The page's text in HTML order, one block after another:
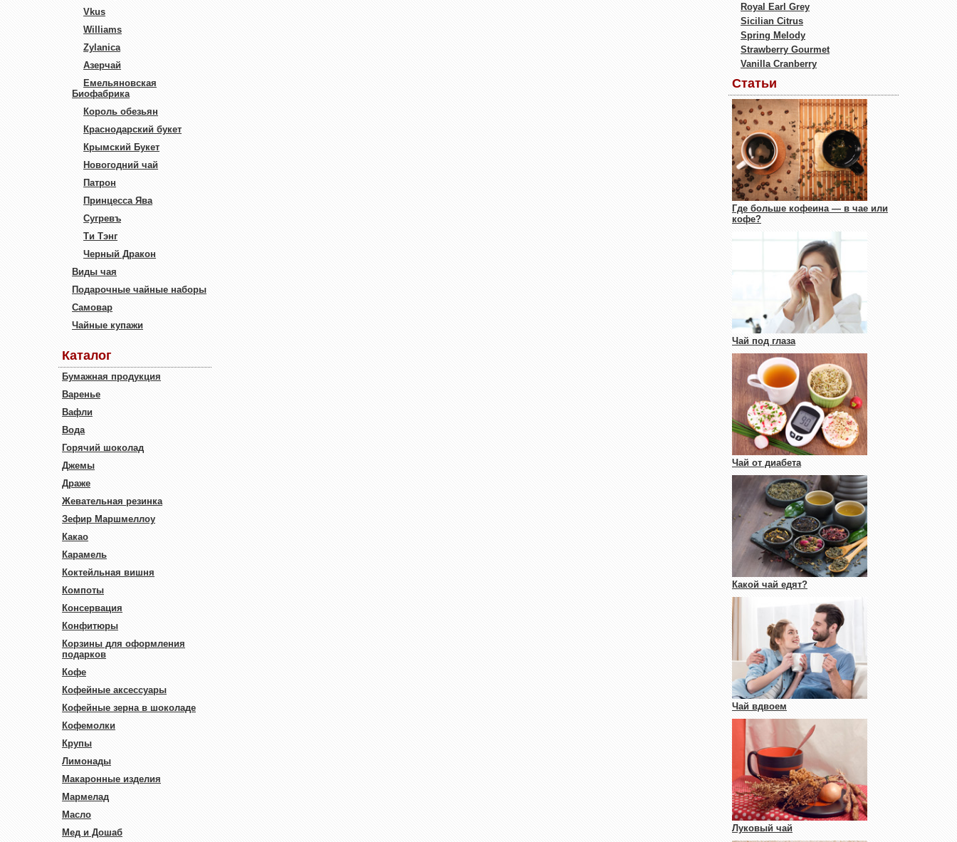
Vkus
Williams
Zylanica
Азерчай
Емельяновская
Биофабрика
Король обезьян
Краснодарский букет
Крымский Букет
Новогодний чай
Патрон
Принцесса Ява
Сугревъ
Ти Тэнг
Черный Дракон
Виды чая
Подарочные чайные наборы
Самовар
Чайные купажи
Каталог
Бумажная продукция
Варенье
Вафли
Вода
Горячий шоколад
Джемы
Драже
Жевательная резинка
Зефир Маршмеллоу
Какао
Карамель
Коктейльная вишня
Компоты
Консервация
Конфитюры
Корзины для оформления
подарков
Кофе
Кофейные аксессуары
Кофейные зерна в шоколаде
Кофемолки
Крупы
Лимонады
Макаронные изделия
Мармелад
Масло
Мед и Дошаб
Royal Earl Grey
Sicilian Citrus
Spring Melody
Strawberry Gourmet
Vanilla Cranberry
Статьи
Где больше кофеина — в чае или
кофе?
Чай под глаза
Чай от диабета
Какой чай едят?
Чай вдвоем
Луковый чай